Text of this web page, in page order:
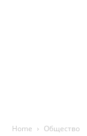
Home Общество